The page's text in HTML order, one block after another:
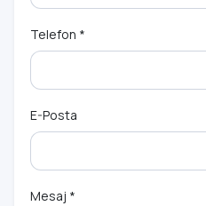
Telefon *
E-Posta
Mesaj *